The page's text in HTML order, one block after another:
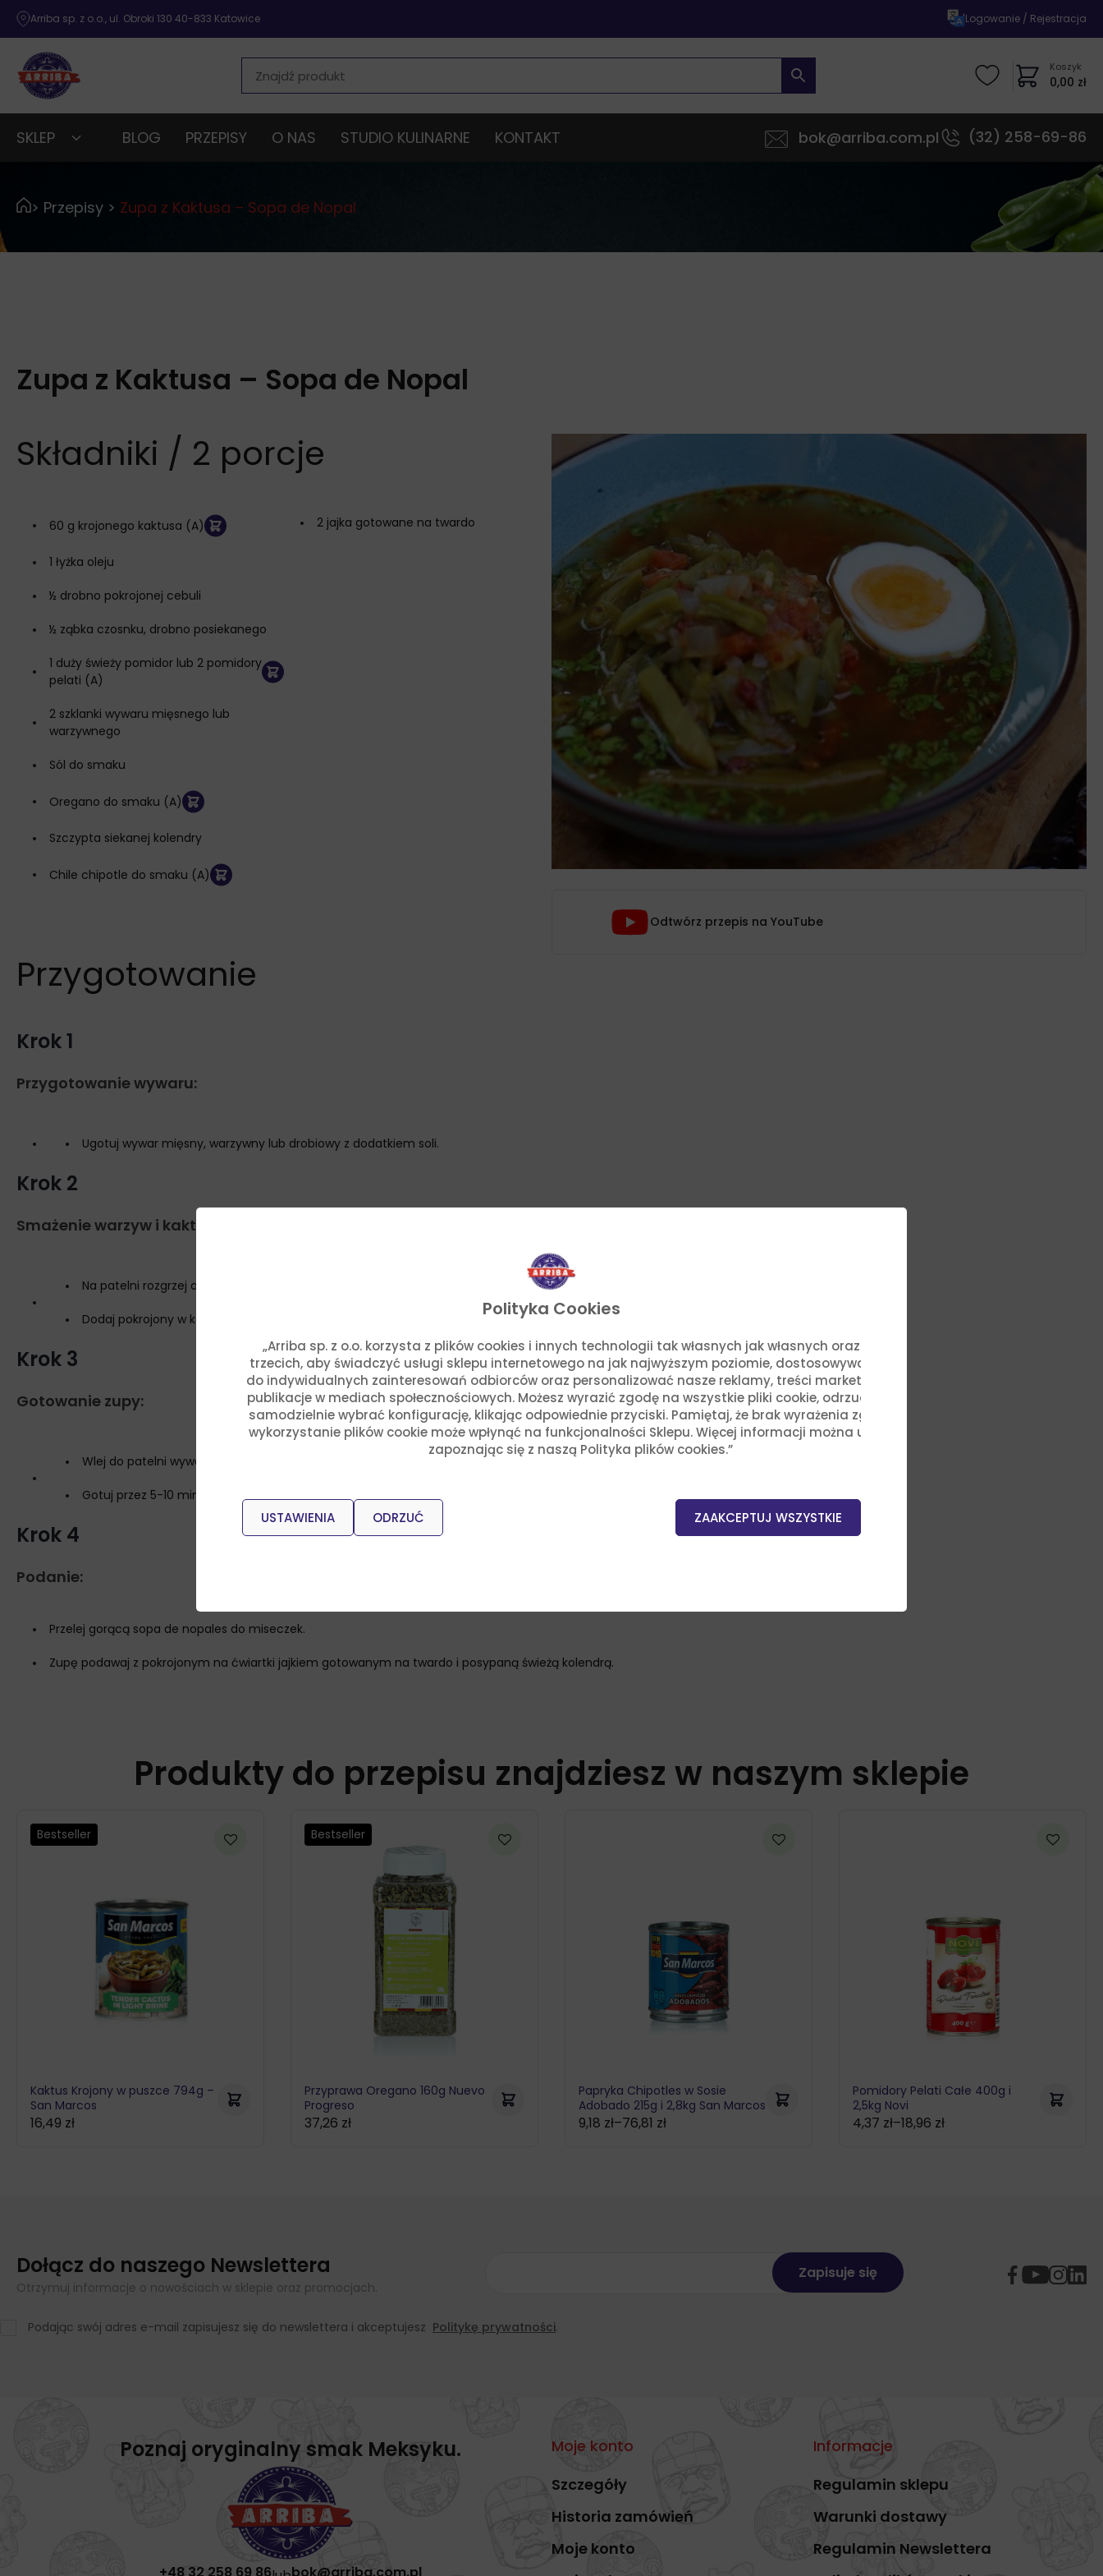
Polityka Cookies
„Arriba sp. z o.o. korzysta z plików cookies i innych technologii tak własnych jak własnych oraz stron
trzecich, aby świadczyć usługi sklepu internetowego na jak najwyższym poziomie, dostosowywać treści
do indywidualnych zainteresowań odbiorców oraz personalizować nasze reklamy, treści marketingowe i
publikacje w mediach społecznościowych. Możesz wyrazić zgodę na wszystkie pliki cookie, odrzucić je lub
samodzielnie wybrać konfigurację, klikając odpowiednie przyciski. Pamiętaj, że brak wyrażenia zgody na
wykorzystanie plików cookie może wpłynąć na funkcjonalności Sklepu. Więcej informacji można uzyskać,
zapoznając się z naszą Polityka plików cookies.”
ZAAKCEPTUJ WSZYSTKIE
ODRZUĆ
USTAWIENIA
Arriba sp. z o.o., ul. Obroki 130 40-833 Katowice |Logowanie / Rejestracja
Koszyk
0,00 zł
SKLEP BLOG PRZEPISY O NAS STUDIO KULINARNE KONTAKT bok@arriba.com.pl (32) 258-69-86
> Przepisy > Zupa z Kaktusa – Sopa de Nopal
Zupa z Kaktusa – Sopa de Nopal
Składniki / 2 porcje
60 g krojonego kaktusa (A)
1 łyżka oleju
½ drobno pokrojonej cebuli
½ ząbka czosnku, drobno posiekanego
1 duży świeży pomidor lub 2 pomidory
pelati (A)
2 szklanki wywaru mięsnego lub
warzywnego
Sól do smaku
Oregano do smaku (A)
Szczypta siekanej kolendry
Chile chipotle do smaku (A)
2 jajka gotowane na twardo
Odtwórz przepis na YouTube
Przygotowanie
Krok 1
Przygotowanie wywaru:
Ugotuj wywar mięsny, warzywny lub drobiowy z dodatkiem soli.
Krok 2
Smażenie warzyw i kaktusa:
Na patelni rozgrzej olej. Podsmaż cebulę i czosnek, aż będą szkliste.
Dodaj pokrojony w kostkę kaktus nopal (nopales) oraz pomidora (po obraniu ze skóry i pokrojeniu w kostkę). Smaż przez 3-5 minut.
Krok 3
Gotowanie zupy:
Wlej do patelni wywar i dopraw oregano meksykańskim, mielonym chile chipotle oraz solą do smaku.
Gotuj przez 5-10 minut, aż wszystkie składniki będą miękkie i dobrze się połączą, a nabierze pełnego aromatu.
Krok 4
Podanie:
Przelej gorącą sopa de nopales do miseczek.
Zupę podawaj z pokrojonym na ćwiartki jajkiem gotowanym na twardo i posypaną świeżą kolendrą.
Produkty do przepisu znajdziesz w naszym sklepie
Bestseller
Kaktus Krojony w puszce 794g –
San Marcos
16,49 zł
Bestseller
Przyprawa Oregano 160g Nuevo
Progreso
37,26 zł
Papryka Chipotles w Sosie
Adobado 215g i 2,8kg San Marcos
9,18 zł–76,81 zł
Zakres
Pomidory Pelati Całe 400g i
2,5kg Novi
4,37 zł–18,96 zł
Zakres
Dołącz do naszego Newslettera
Otrzymuj informacje o nowościach w sklepie oraz promocjach.
Podając swój adres e-mail zapisujesz się do newslettera i akceptujesz Politykę prywatności.
Poznaj oryginalny smak Meksyku.
Moje konto
Szczegóły
Historia zamówień
Moje konto
Informacje
Regulamin sklepu
Warunki dostawy
Regulamin Newslettera